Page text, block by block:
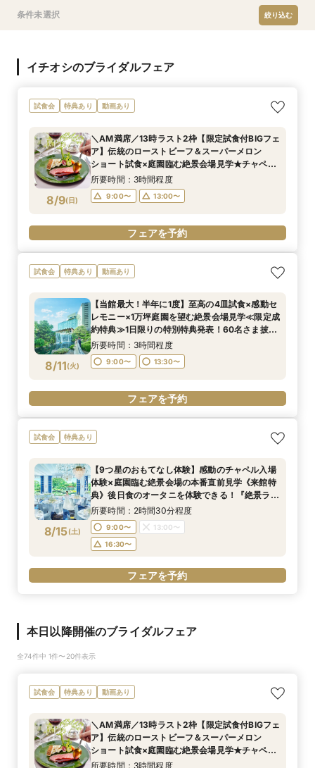
条件未選択 絞り込む
イチオシのブライダルフェア
試食会 特典あり 動画あり
8/9(日)
＼AM満席／13時ラスト2枠【限定試食付BIGフェ
ア】伝統のローストビーフ＆スーパーメロン
ショート試食×庭園臨む絶景会場見学★チャペル
入場体験
所要時間：3時間程度
9:00〜 13:00〜
フェアを予約
試食会 特典あり 動画あり
8/11(火)
【当館最大！半年に1度】至高の4皿試食×感動セ
レモニー×1万坪庭園を望む絶景会場見学≪限定成
約特典≫1日限りの特別特典発表！60名さま披露
宴の場合、最大70万円お得！
所要時間：3時間程度
9:00〜 13:30〜
フェアを予約
試食会 特典あり
8/15(土)
【9つ星のおもてなし体験】感動のチャペル入場
体験×庭園臨む絶景会場の本番直前見学《来館特
典》後日食のオータニを体験できる！『絶景ラン
チビュッフェ』ご招待
所要時間：2時間30分程度
9:00〜
13:00〜
16:30〜
フェアを予約
本日以降開催のブライダルフェア
全74件中 1件〜20件表示
試食会 特典あり 動画あり
＼AM満席／13時ラスト2枠【限定試食付BIGフェ
ア】伝統のローストビーフ＆スーパーメロン
ショート試食×庭園臨む絶景会場見学★チャペル
入場体験
所要時間：3時間程度